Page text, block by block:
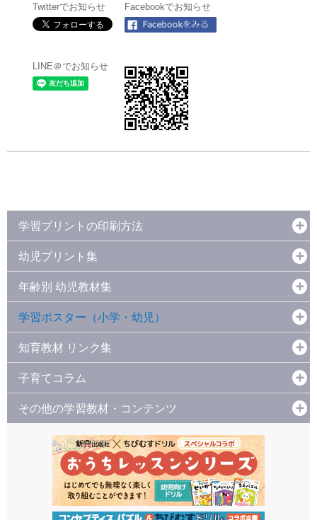
Twitterでお知らせ Facebookでお知らせ
LINE＠でお知らせ
学習プリントの印刷方法
幼児プリント集
年齢別 幼児教材集
学習ポスター（小学・幼児）
知育教材 リンク集
子育てコラム
その他の学習教材・コンテンツ